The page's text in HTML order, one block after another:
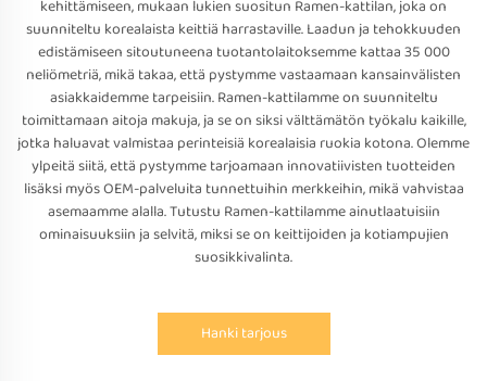
kehittämiseen, mukaan lukien suositun Ramen-kattilan, joka on
suunniteltu korealaista keittiä harrastaville. Laadun ja tehokkuuden
edistämiseen sitoutuneena tuotantolaitoksemme kattaa 35 000
neliömetriä, mikä takaa, että pystymme vastaamaan kansainvälisten
asiakkaidemme tarpeisiin. Ramen-kattilamme on suunniteltu
toimittamaan aitoja makuja, ja se on siksi välttämätön työkalu kaikille,
jotka haluavat valmistaa perinteisiä korealaisia ruokia kotona. Olemme
ylpeitä siitä, että pystymme tarjoamaan innovatiivisten tuotteiden
lisäksi myös OEM-palveluita tunnettuihin merkkeihin, mikä vahvistaa
asemaamme alalla. Tutustu Ramen-kattilamme ainutlaatuisiin
ominaisuuksiin ja selvitä, miksi se on keittijoiden ja kotiampujien
suosikkivalinta.
Hanki tarjous